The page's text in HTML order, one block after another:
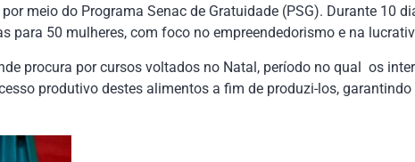
meio do Programa Senac de Gratuidade (PSG). Durante 10
para 50 mulheres, com foco no empreendedorismo e na
procura por cursos voltados no Natal, período no qual os
produtivo destes alimentos a fim de produzi-los,